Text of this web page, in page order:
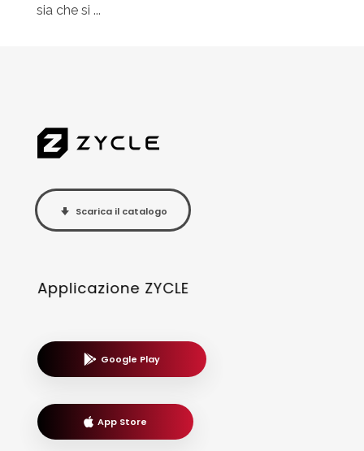
sia che si ...
Scarica il catalogo
Applicazione ZYCLE
Google Play
App Store